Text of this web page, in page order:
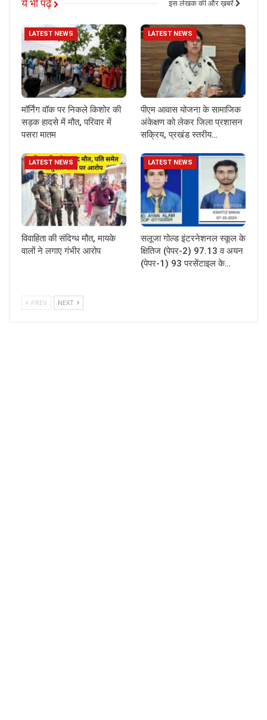
ये भी पढ़ें इस लेखक की और ख़बरें
LATEST NEWS
मॉर्निंग वॉक पर निकले किशोर की
सड़क हादसे में मौत, परिवार में
पसरा मातम
LATEST NEWS
पीएम आवास योजना के सामाजिक
अंकेक्षण को लेकर जिला प्रशासन
सक्रिय, प्रखंड स्तरीय…
LATEST NEWS
विवाहिता की संदिग्ध मौत, मायके
वालों ने लगाए गंभीर आरोप
LATEST NEWS
सलूजा गोल्ड इंटरनेशनल स्कूल के
क्षितिज (पेपर-2) 97.13 व अयन
(पेपर-1) 93 परसेंटाइल के…
PREV NEXT